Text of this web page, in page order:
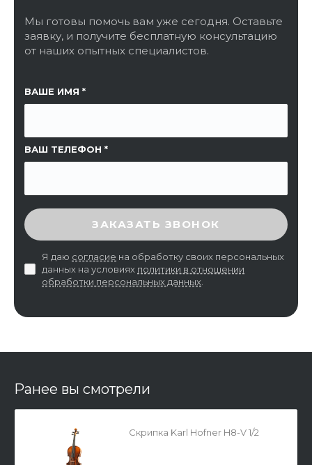
Мы готовы помочь вам уже сегодня. Оставьте
заявку, и получите бесплатную консультацию
от наших опытных специалистов.
ВАШЕ ИМЯ
ВАШ ТЕЛЕФОН
ССЫЛКА НА СТРАНИЦУ
ВВЕДИТЕ ПРОВЕРОЧНЫЙ КОД
ЗАКАЗАТЬ ЗВОНОК
Я даю согласие на обработку своих персональных
данных на условиях политики в отношении
обработки персональных данных
Ранее вы смотрели
Скрипка Karl Hofner H8-V 1/2